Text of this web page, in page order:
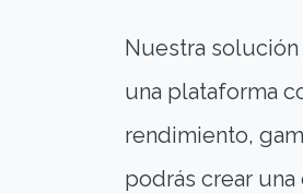
Nuestra
una plataforma
rendimiento,
podrás crear